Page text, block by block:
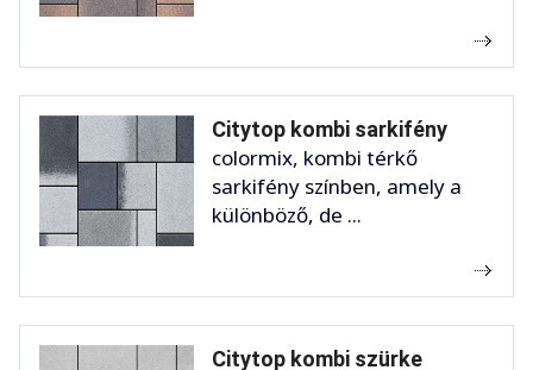
Citytop kombi sarkifény
colormix, kombi térkő
sarkifény színben, amely a
különböző, de ...
Citytop kombi szürke